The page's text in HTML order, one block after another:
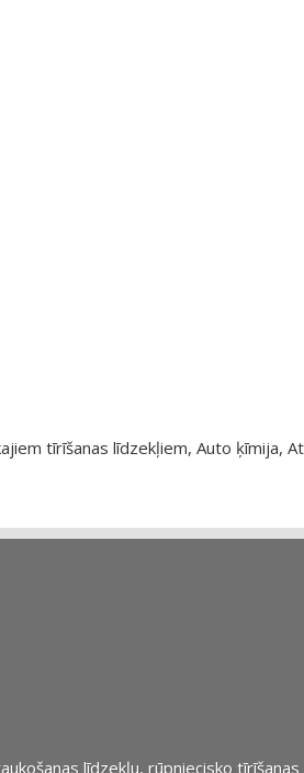
tīrīšanas līdzekļiem, Auto ķīmija,
līdzekļu, rūpniecisko